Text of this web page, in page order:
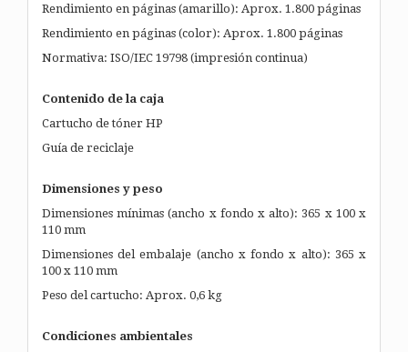
Rendimiento en páginas (amarillo): Aprox. 1.800 páginas
Rendimiento en páginas (color): Aprox. 1.800 páginas
Normativa: ISO/IEC 19798 (impresión continua)
Contenido de la caja
Cartucho de tóner HP
Guía de reciclaje
Dimensiones y peso
Dimensiones mínimas (ancho x fondo x alto): 365 x 100 x
110 mm
Dimensiones del embalaje (ancho x fondo x alto): 365 x
100 x 110 mm
Peso del cartucho: Aprox. 0,6 kg
Condiciones ambientales